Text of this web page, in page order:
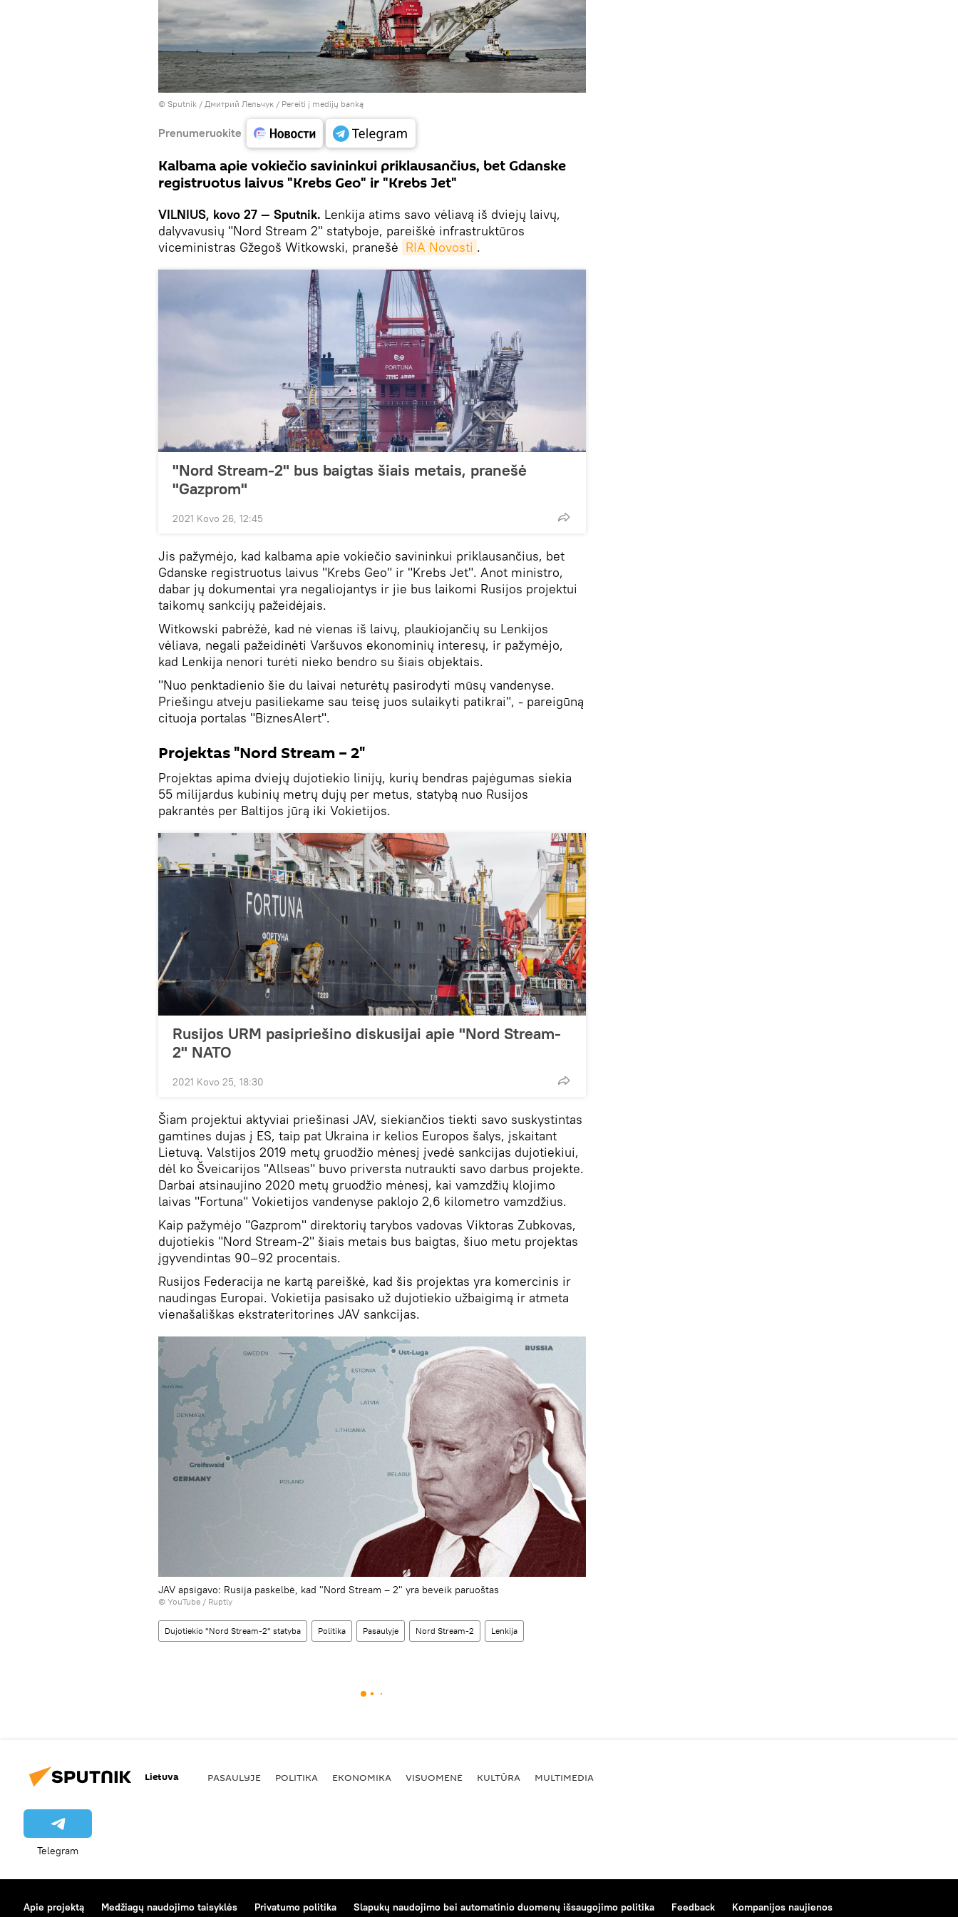
© Sputnik / Дмитрий Лельчук / Pereiti į medijų banką
Prenumeruokite
Kalbama apie vokiečio savininkui priklausančius, bet Gdanske
registruotus laivus "Krebs Geo" ir "Krebs Jet"
VILNIUS, kovo 27 — Sputnik. Lenkija atims savo vėliavą iš dviejų laivų,
dalyvavusių "Nord Stream 2" statyboje, pareiškė infrastruktūros
viceministras Gžegoš Witkowski, pranešė RIA Novosti .
"Nord Stream-2" bus baigtas šiais metais, pranešė
"Gazprom"
2021 Kovo 26, 12:45
Jis pažymėjo, kad kalbama apie vokiečio savininkui priklausančius, bet
Gdanske registruotus laivus "Krebs Geo" ir "Krebs Jet". Anot ministro,
dabar jų dokumentai yra negaliojantys ir jie bus laikomi Rusijos projektui
taikomų sankcijų pažeidėjais.
Witkowski pabrėžė, kad nė vienas iš laivų, plaukiojančių su Lenkijos
vėliava, negali pažeidinėti Varšuvos ekonominių interesų, ir pažymėjo,
kad Lenkija nenori turėti nieko bendro su šiais objektais.
"Nuo penktadienio šie du laivai neturėtų pasirodyti mūsų vandenyse.
Priešingu atveju pasiliekame sau teisę juos sulaikyti patikrai", - pareigūną
cituoja portalas "BiznesAlert".
Projektas "Nord Stream – 2"
Projektas apima dviejų dujotiekio linijų, kurių bendras pajėgumas siekia
55 milijardus kubinių metrų dujų per metus, statybą nuo Rusijos
pakrantės per Baltijos jūrą iki Vokietijos.
Rusijos URM pasipriešino diskusijai apie "Nord Stream-
2" NATO
2021 Kovo 25, 18:30
Šiam projektui aktyviai priešinasi JAV, siekiančios tiekti savo suskystintas
gamtines dujas į ES, taip pat Ukraina ir kelios Europos šalys, įskaitant
Lietuvą. Valstijos 2019 metų gruodžio mėnesį įvedė sankcijas dujotiekiui,
dėl ko Šveicarijos "Allseas" buvo priversta nutraukti savo darbus projekte.
Darbai atsinaujino 2020 metų gruodžio mėnesį, kai vamzdžių klojimo
laivas "Fortuna" Vokietijos vandenyse paklojo 2,6 kilometro vamzdžius.
Kaip pažymėjo "Gazprom" direktorių tarybos vadovas Viktoras Zubkovas,
dujotiekis "Nord Stream-2" šiais metais bus baigtas, šiuo metu projektas
įgyvendintas 90–92 procentais.
Rusijos Federacija ne kartą pareiškė, kad šis projektas yra komercinis ir
naudingas Europai. Vokietija pasisako už dujotiekio užbaigimą ir atmeta
vienašališkas ekstrateritorines JAV sankcijas.
JAV apsigavo: Rusija paskelbė, kad "Nord Stream – 2" yra beveik paruoštas
© YouTube / Ruptly
Dujotiekio "Nord Stream-2" statyba Politika Pasaulyje Nord Stream-2 Lenkija
Lietuva PASAULYJE POLITIKA EKONOMIKA VISUOMENĖ KULTŪRA MULTIMEDIA
Telegram
Apie projektą Medžiagų naudojimo taisyklės Privatumo politika Slapukų naudojimo bei automatinio duomenų išsaugojimo politika Feedback Kompanijos naujienos